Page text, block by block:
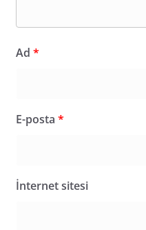
Ad *
E-posta *
İnternet sitesi